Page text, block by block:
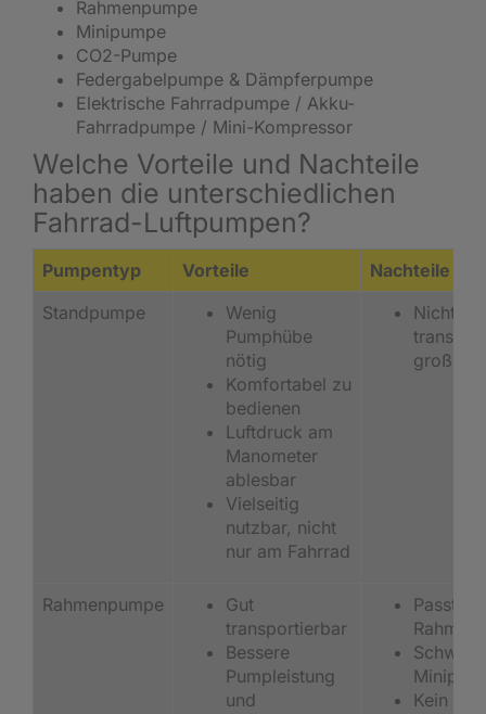
Rahmenpumpe
Minipumpe
CO2-Pumpe
Federgabelpumpe & Dämpferpumpe
Elektrische Fahrradpumpe / Akku-
Fahrradpumpe / Mini-Kompressor
Welche Vorteile und Nachteile
haben die unterschiedlichen
Fahrrad-Luftpumpen?
Pumpentyp Vorteile
Nachteile
Standpumpe
Wenig
Pumphübe
nötig
Komfortabel zu
bedienen
Luftdruck am
Manometer
ablesbar
Vielseitig
nutzbar, nicht
nur am Fahrrad
Nicht
groß
Rahmenpumpe
Gut
transportierbar
Bessere
Pumpleistung
und
Passt
Rahmen
Kein